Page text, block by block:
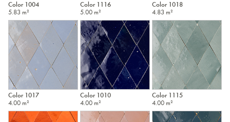
Color 1004
5.83 m²
Color 1116
5.00 m²
Color 1018
4.83 m²
Color 1017
4.00 m²
Color 1010
4.00 m²
Color 1115
4.00 m²